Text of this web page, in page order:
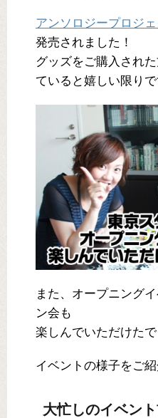
アンソロジープロジェ
発売されました！
グッズをご購入され
ていると嬉しい限りで
また、オープニング
ン会も
楽しんでいただけた
イベントの様子をご
大忙しのイベント